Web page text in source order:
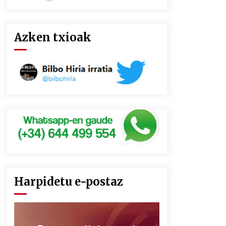
Azken txioak
Harpidetu e-postaz